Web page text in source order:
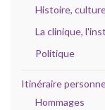
Histoire,
La clinique,
Politique
Itinéraire
Hommages